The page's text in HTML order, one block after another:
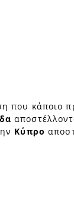
που κάποιο
Κύπρο